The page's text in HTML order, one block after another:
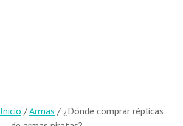
Inicio /Armas / ¿Dónde comprar réplicas